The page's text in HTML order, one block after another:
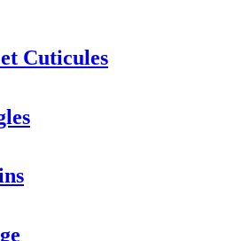
Cuticules